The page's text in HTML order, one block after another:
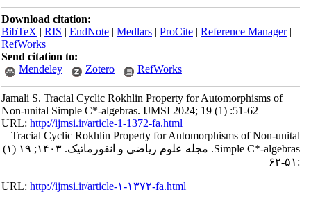
Download citation:
BibTeX|RIS|EndNote|Medlars|ProCite|Reference Manager
RefWorks
Send citation to:
Mendeley
Zotero RefWorks
Jamali S. Tracial Cyclic Rokhlin Property for Automorphisms of
Non-unital Simple C*-algebras. IJMSI 2024; 19 (1) :51-62
URL:http://ijmsi.ir/article-1-1372-fa.html
Tracial Cyclic Rokhlin Property for Automorphisms of Non-unital
Simple C*-algebras. مجله علوم ریاضی و انفورماتیک. ۱۴۰۳; ۱۹ (۱)
URL:http://ijmsi.ir/article-۱-۱۳۷۲-fa.html